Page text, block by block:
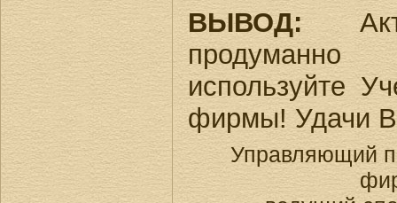
ВЫВОД:
используйте
фирмы! Удачи
Управляющий